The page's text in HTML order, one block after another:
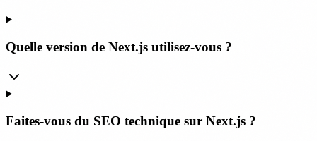
Quelle version de Next.js utilisez-vous ?
Faites-vous du SEO technique sur Next.js ?